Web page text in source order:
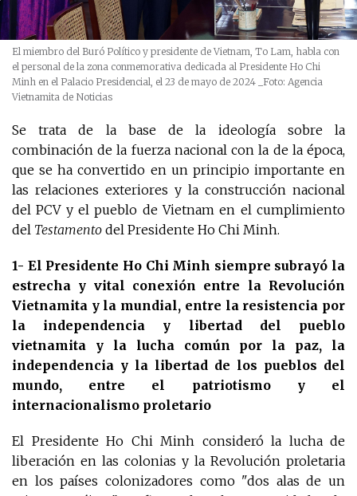
El miembro del Buró Político y presidente de Vietnam, To Lam, habla con
el personal de la zona conmemorativa dedicada al Presidente Ho Chi
Minh en el Palacio Presidencial, el 23 de mayo de 2024
_Foto: Agencia
Vietnamita de Noticias
Se trata de la base de la ideología sobre la
combinación de la fuerza nacional con la de la época,
que se ha convertido en un principio importante en
las relaciones exteriores y la construcción nacional
del PCV y el pueblo de Vietnam en el cumplimiento
del Testamento del Presidente Ho Chi Minh.
1- El Presidente Ho Chi Minh siempre subrayó la
estrecha y vital conexión entre la Revolución
Vietnamita y la mundial, entre la resistencia por
la independencia y libertad del pueblo
vietnamita y la lucha común por la paz, la
independencia y la libertad de los pueblos del
mundo, entre el patriotismo y el
internacionalismo proletario
El Presidente Ho Chi Minh consideró la lucha de
liberación en las colonias y la Revolución proletaria
en los países colonizadores como "dos alas de un